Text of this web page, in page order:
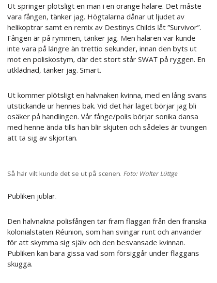
Ut springer plötsligt en man i en orange halare. Det måste
vara fången, tänker jag. Högtalarna dånar ut ljudet av
helikoptrar samt en remix av Destinys Childs låt ”Survivor”.
Fången är på rymmen, tänker jag. Men halaren var kunde
inte vara på längre än trettio sekunder, innan den byts ut
mot en poliskostym, där det stort står SWAT på ryggen. En
utklädnad, tänker jag. Smart.
Ut kommer plötsligt en halvnaken kvinna, med en lång svans
utstickande ur hennes bak. Vid det här läget börjar jag bli
osäker på handlingen. Vår fånge/polis börjar sonika dansa
med henne ända tills han blir skjuten och sådeles är tvungen
att ta sig av skjortan.
Så här vilt kunde det se ut på scenen. Foto: Walter Lüttge
Publiken jublar.
Den halvnakna polisfången tar fram flaggan från den franska
kolonialstaten Réunion, som han svingar runt och använder
för att skymma sig själv och den besvansade kvinnan.
Publiken kan bara gissa vad som försiggår under flaggans
skugga.